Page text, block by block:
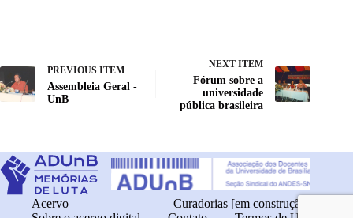
PREVIOUS ITEM
Assembleia Geral -
UnB
NEXT ITEM
Fórum sobre a
universidade
pública brasileira
Acervo
Curadorias [em construção]